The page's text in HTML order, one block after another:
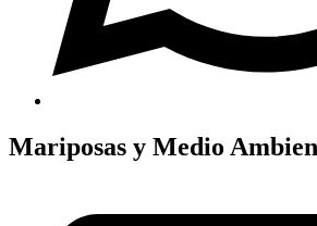
Mariposas y Medio